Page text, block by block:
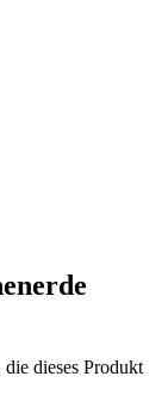
dieses Produkt